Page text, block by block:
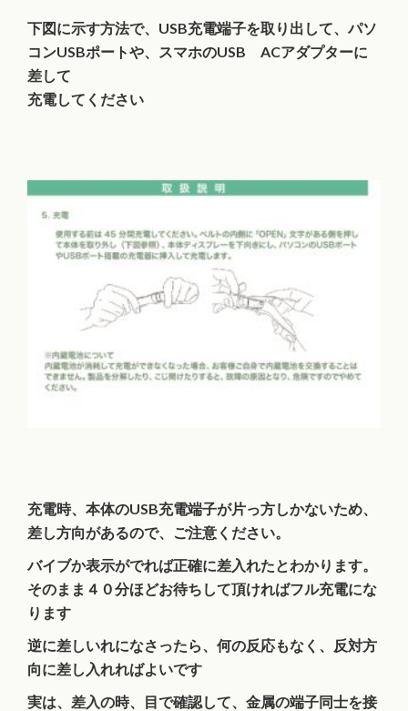
下図に示す方法で、USB充電端子を取り出して、パソ
コンUSBポートや、スマホのUSB ACアダプターに
差して
充電してください
充電時、本体のUSB充電端子が片っ方しかないため、
差し方向があるので、ご注意ください。
バイブか表示がでれば正確に差入れたとわかります。
そのまま４０分ほどお待ちして頂ければフル充電にな
ります
逆に差しいれになさったら、何の反応もなく、反対方
向に差し入れればよいです
実は、差入の時、目で確認して、金属の端子同士を接